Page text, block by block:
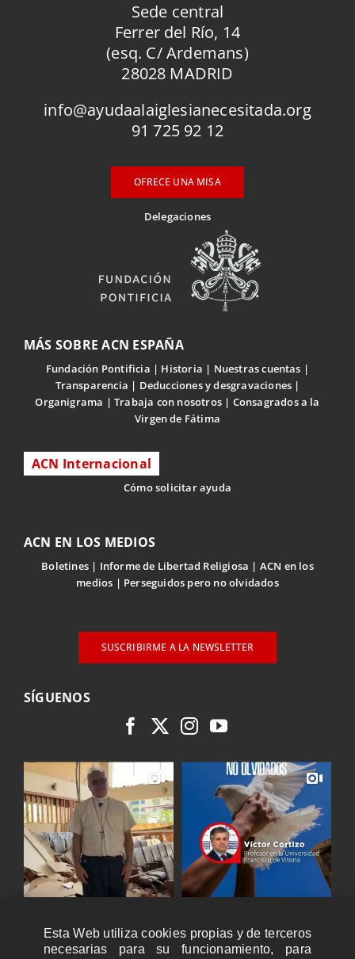
Sede central
Ferrer del Río, 14
(esq. C/ Ardemans)
28028 MADRID
info@ayudaalaiglesianecesitada.org
91 725 92 12
OFRECE UNA MISA
Delegaciones
MÁS SOBRE ACN ESPAÑA
Fundación Pontificia Historia
Nuestras cuentas
Transparencia
Deducciones y desgravaciones
Organigrama
Trabaja con nosotros
Consagrados a la
Virgen de Fátima
ACN Internacional
Cómo solicitar ayuda
ACN EN LOS MEDIOS
Boletines Informe de Libertad Religiosa
ACN en los
medios
Perseguidos pero no olvidados
SUSCRIBIRME A LA NEWSLETTER
SÍGUENOS
Esta Web utiliza cookies propias y de terceros
necesarias para su funcionamiento, para